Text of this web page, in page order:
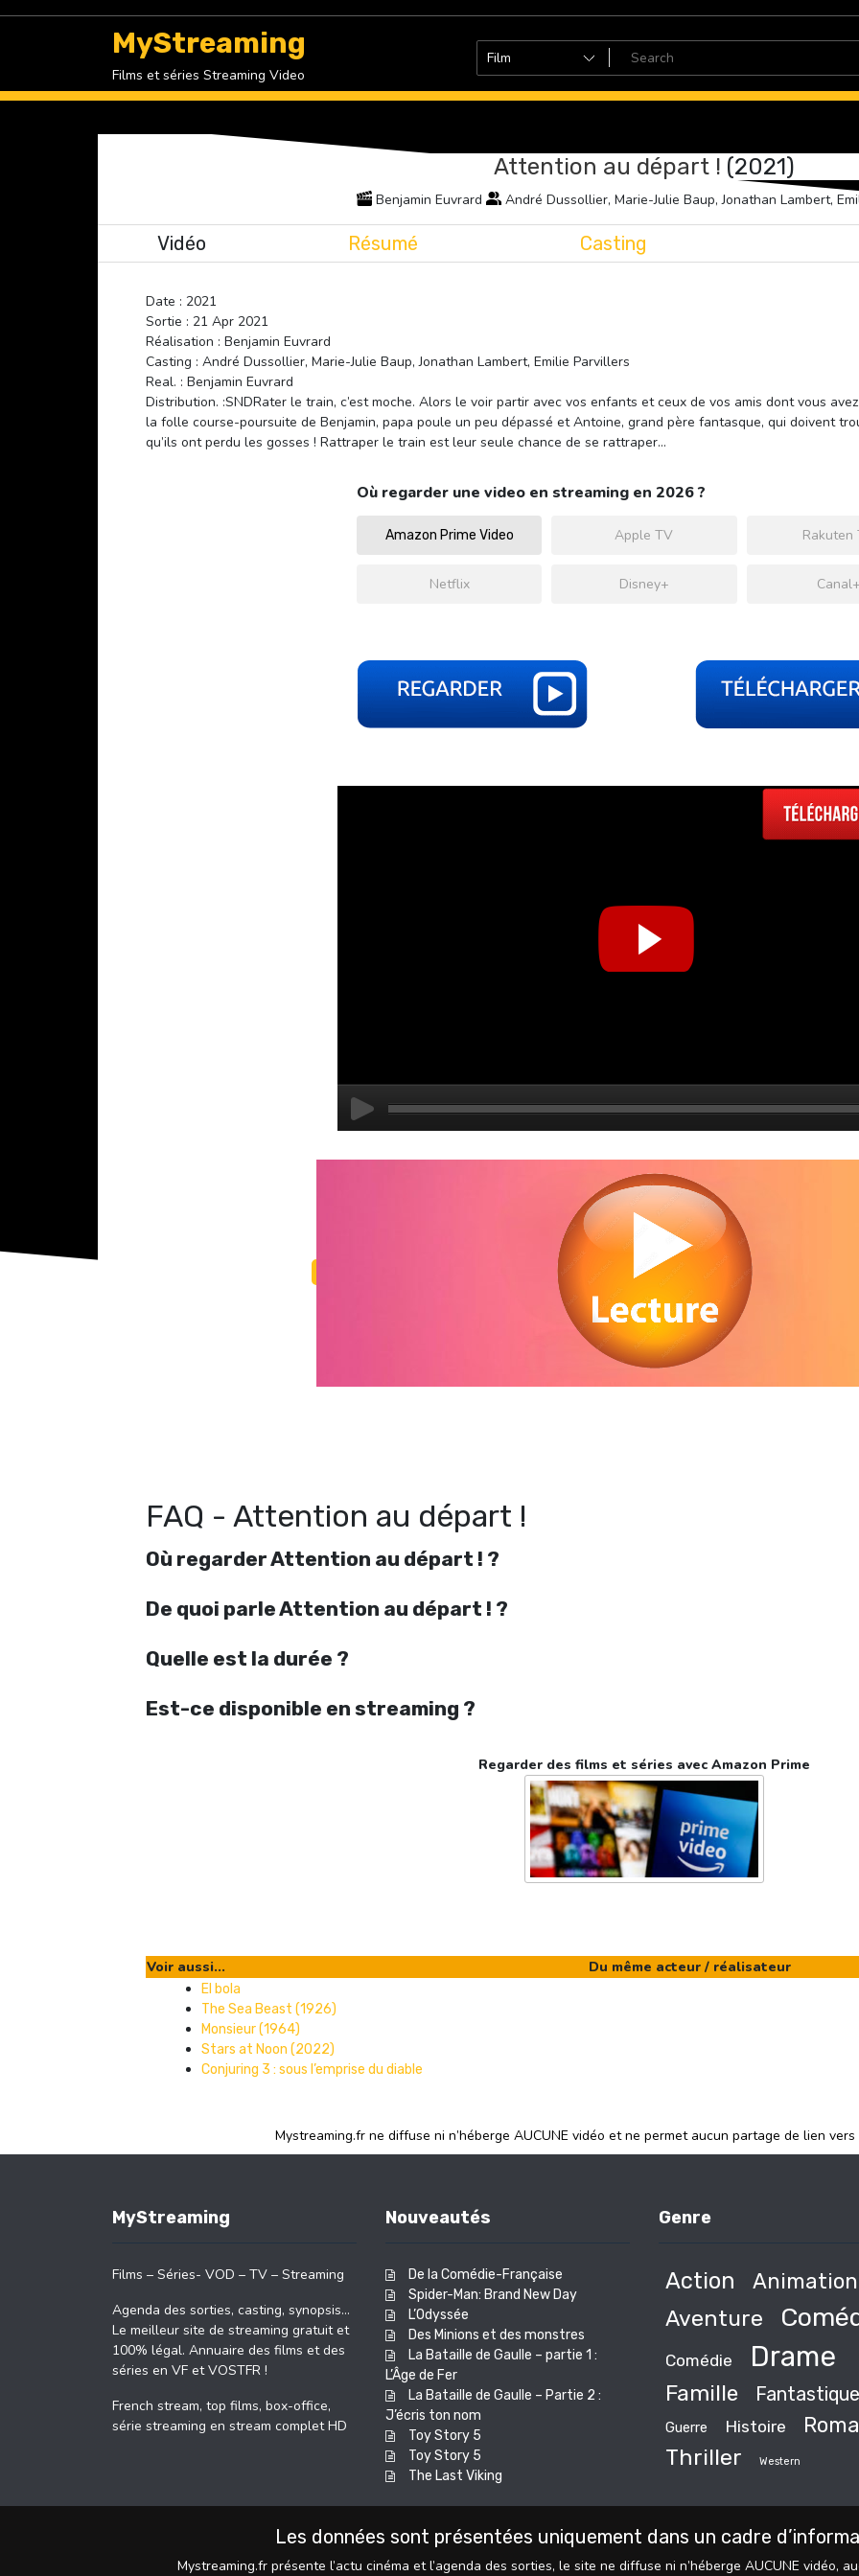
MyStreaming
Films et séries Streaming Video
Attention au départ ! (2021)
Benjamin Euvrard André Dussollier, Marie-Julie Baup, Jonathan Lambert,
Vidéo Résumé Casting
Date : 2021
Sortie : 21 Apr 2021
Réalisation : Benjamin Euvrard
Casting : André Dussollier, Marie-Julie Baup, Jonathan Lambert, Emilie Parvillers
Real. : Benjamin Euvrard
Distribution. :SNDRater le train, c’est moche. Alors le voir partir avec vos enfants et ceux de vos amis dont vous
la folle course-poursuite de Benjamin, papa poule un peu dépassé et Antoine, grand père fantasque, qui doivent
qu’ils ont perdu les gosses ! Rattraper le train est leur seule chance de se rattraper…
Où regarder une video en streaming en 2026 ?
Amazon Prime Video Apple TV Rakuten
Netflix Disney+
FAQ - Attention au départ !
Où regarder Attention au départ ! ?
De quoi parle Attention au départ ! ?
Quelle est la durée ?
Est-ce disponible en streaming ?
Regarder des films et séries avec Amazon Prime
Voir aussi... Du même acteur / réalisateur
El bola
The Sea Beast (1926)
Monsieur (1964)
Stars at Noon (2022)
Conjuring 3 : sous l’emprise du diable
Mystreaming.fr ne diffuse ni n’héberge AUCUNE vidéo et ne permet aucun partage de lien
MyStreaming
Films – Séries- VOD – TV – Streaming
Agenda des sorties, casting, synopsis…
Le meilleur site de streaming gratuit et
100% légal. Annuaire des films et des
séries en VF et VOSTFR !
French stream, top films, box-office,
série streaming en stream complet HD
Nouveautés
De la Comédie-Française
Spider-Man: Brand New Day
L’Odyssée
Des Minions et des monstres
La Bataille de Gaulle – partie 1 :
L’Âge de Fer
La Bataille de Gaulle – Partie 2 :
J’écris ton nom
Toy Story 5
Toy Story 5
The Last Viking
Genre
Action
Animation
Aventure
Comédie Drame
Famille Fantastique
Guerre Histoire
Thriller Western
Les données sont présentées uniquement dans un cadre
Mystreaming.fr présente l’actu cinéma et l’agenda des sorties, le site ne diffuse ni n’héberge AUCUNE vidéo,